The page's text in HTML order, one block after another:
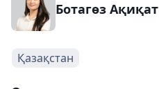
Ботагөз Ақиқат
Қазақстан